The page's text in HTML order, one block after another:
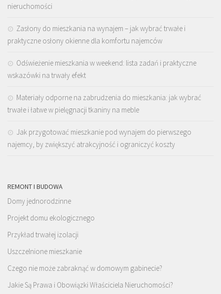
nieruchomości
Zasłony do mieszkania na wynajem – jak wybrać trwałe i
praktyczne osłony okienne dla komfortu najemców
Odświeżenie mieszkania w weekend: lista zadań i praktyczne
wskazówki na trwały efekt
Materiały odporne na zabrudzenia do mieszkania: jak wybrać
trwałe i łatwe w pielęgnacji tkaniny na meble
Jak przygotować mieszkanie pod wynajem do pierwszego
najemcy, by zwiększyć atrakcyjność i ograniczyć koszty
REMONT I BUDOWA
Domy jednorodzinne
Projekt domu ekologicznego
Przykład trwałej izolacji
Uszczelnione mieszkanie
Czego nie może zabraknąć w domowym gabinecie?
Jakie Są Prawa i Obowiązki Właściciela Nieruchomości?